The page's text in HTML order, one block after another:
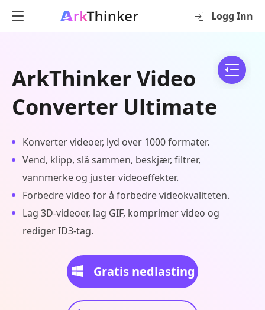
Logg Inn
ArkThinker Video
Converter Ultimate
Konverter videoer, lyd over 1000 formater.
Vend, klipp, slå sammen, beskjær, filtrer,
vannmerke og juster videoeffekter.
Forbedre video for å forbedre videokvaliteten.
Lag 3D-videoer, lag GIF, komprimer video og
rediger ID3-tag.
Gratis nedlasting